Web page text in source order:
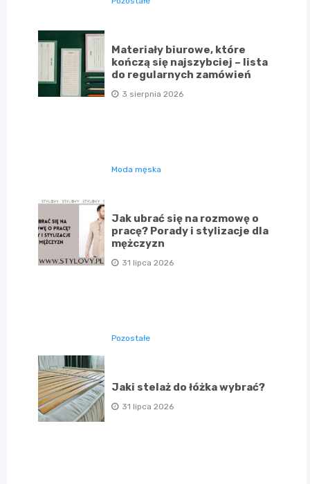
Materiały biurowe, które
kończą się najszybciej – lista
do regularnych zamówień
3 sierpnia 2026
Moda męska
Jak ubrać się na rozmowę o
pracę? Porady i stylizacje dla
mężczyzn
31 lipca 2026
Pozostałe
Jaki stelaż do łóżka wybrać?
31 lipca 2026